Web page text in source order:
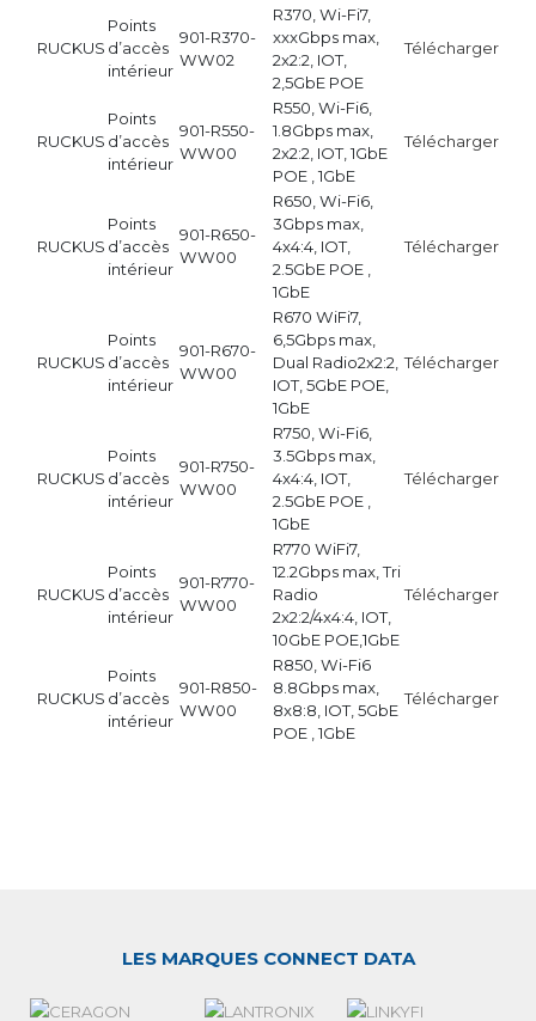
RUCKUS
Points
d’accès
intérieur
901-R370-
WW02
R370, Wi-Fi7,
xxxGbps max,
2x2:2, IOT,
2,5GbE POE
Télécharger
RUCKUS
Points
d’accès
intérieur
901-R550-
WW00
R550, Wi-Fi6,
1.8Gbps max,
2x2:2, IOT, 1GbE
POE , 1GbE
Télécharger
RUCKUS
Points
d’accès
intérieur
901-R650-
WW00
R650, Wi-Fi6,
3Gbps max,
4x4:4, IOT,
2.5GbE POE ,
1GbE
Télécharger
RUCKUS
Points
d’accès
intérieur
901-R670-
WW00
R670 WiFi7,
6,5Gbps max,
Dual Radio2x2:2,
IOT, 5GbE POE,
1GbE
Télécharger
RUCKUS
Points
d’accès
intérieur
901-R750-
WW00
R750, Wi-Fi6,
3.5Gbps max,
4x4:4, IOT,
2.5GbE POE ,
1GbE
Télécharger
RUCKUS
Points
d’accès
intérieur
901-R770-
WW00
R770 WiFi7,
12.2Gbps max, Tri
Radio
2x2:2/4x4:4, IOT,
10GbE POE,1GbE
Télécharger
RUCKUS
Points
d’accès
intérieur
901-R850-
WW00
R850, Wi-Fi6
8.8Gbps max,
8x8:8, IOT, 5GbE
POE , 1GbE
Télécharger
LES MARQUES CONNECT DATA